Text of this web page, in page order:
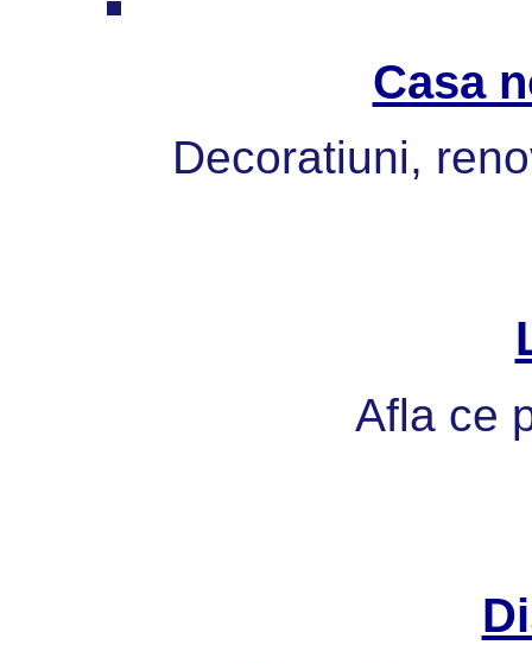
Casa
Decoratiuni,
Afla ce